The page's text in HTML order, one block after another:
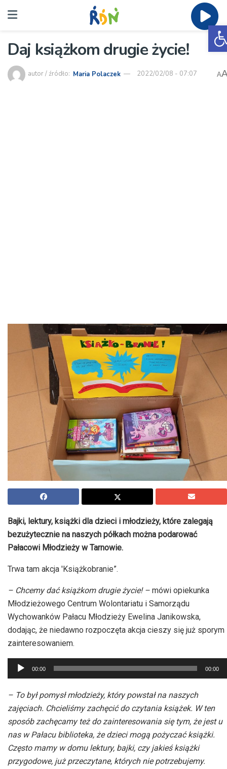
Daj książkom drugie życie!
autor / źródło: Maria Polaczek 2022/02/08 - 07:07 A
Bajki, lektury, książki dla dzieci i młodzieży, które zalegają
bezużytecznie na naszych półkach można podarować
Pałacowi Młodzieży w Tarnowie.
Trwa tam akcja 'Książkobranie”.
– Chcemy dać książkom drugie życie! – mówi opiekunka
Młodzieżowego Centrum Wolontariatu i Samorządu
Wychowanków Pałacu Młodzieży Ewelina Janikowska,
dodając, że niedawno rozpoczęta akcja cieszy się już sporym
zainteresowaniem.
Odtwarzacz
plików
dźwiękowych
00:00 00:00
– To był pomysł młodzieży, który powstał na naszych
zajęciach. Chcieliśmy zachęcić do czytania książek. W ten
sposób zachęcamy też do zainteresowania się tym, że jest u
nas w Pałacu biblioteka, że dzieci mogą pożyczać książki.
Często mamy w domu lektury, bajki, czy jakieś książki
przygodowe, już przeczytane, których nie potrzebujemy.